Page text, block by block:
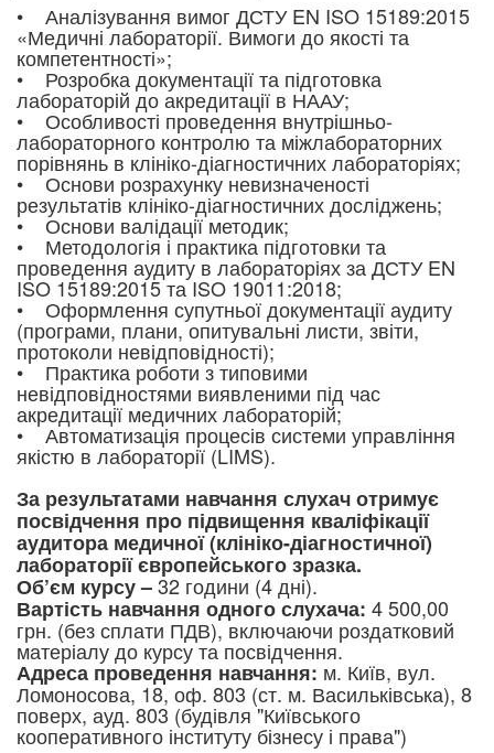
• Аналізування вимог ДСТУ EN ISO 15189:2015
«Медичні лабораторії. Вимоги до якості та
компетентності»;
• Розробка документації та підготовка
лабораторій до акредитації в НААУ;
• Особливості проведення внутрішньо-
лабораторного контролю та міжлабораторних
порівнянь в клініко-діагностичних лабораторіях;
• Основи розрахунку невизначеності
результатів клініко-діагностичних досліджень;
• Основи валідації методик;
• Методологія і практика підготовки та
проведення аудиту в лабораторіях за ДСТУ EN
ISO 15189:2015 та ISO 19011:2018;
• Оформлення супутньої документації аудиту
(програми, плани, опитувальні листи, звіти,
протоколи невідповідності);
• Практика роботи з типовими
невідповідностями виявленими під час
акредитації медичних лабораторій;
• Автоматизація процесів системи управління
якістю в лабораторії (LIMS).
За результатами навчання слухач отримує
посвідчення про підвищення кваліфікації
аудитора медичної (клініко-діагностичної)
лабораторії європейського зразка.
Об’єм курсу –32 години (4 дні).
Вартість навчання одного слухача: 4 500,00
грн. (без сплати ПДВ), включаючи роздатковий
матеріалу до курсу та посвідчення.
Адреса проведення навчання: м. Київ, вул.
Ломоносова, 18, оф. 803 (ст. м. Васильківська), 8
поверх, ауд. 803 (будівля "Київського
кооперативного інституту бізнесу і права")